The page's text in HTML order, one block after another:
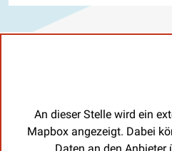
An dieser Stelle wird ein
Mapbox angezeigt. Dabei